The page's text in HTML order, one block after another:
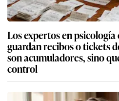
Los expertos en
guardan recibos o tickets
son acumuladores, sino
control